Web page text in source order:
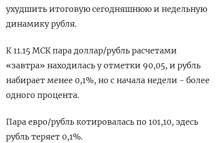
ухудшить итоговую сегодняшнюю и недельную
динамику рубля.
К 11.15 МСК пара доллар/рубль расчетами
«завтра» находилась у отметки 90,05, и рубль
набирает менее 0,1%, но с начала недели - более
одного процента.
Пара евро/рубль котировалась по 101,10, здесь
рубль теряет 0,1%.